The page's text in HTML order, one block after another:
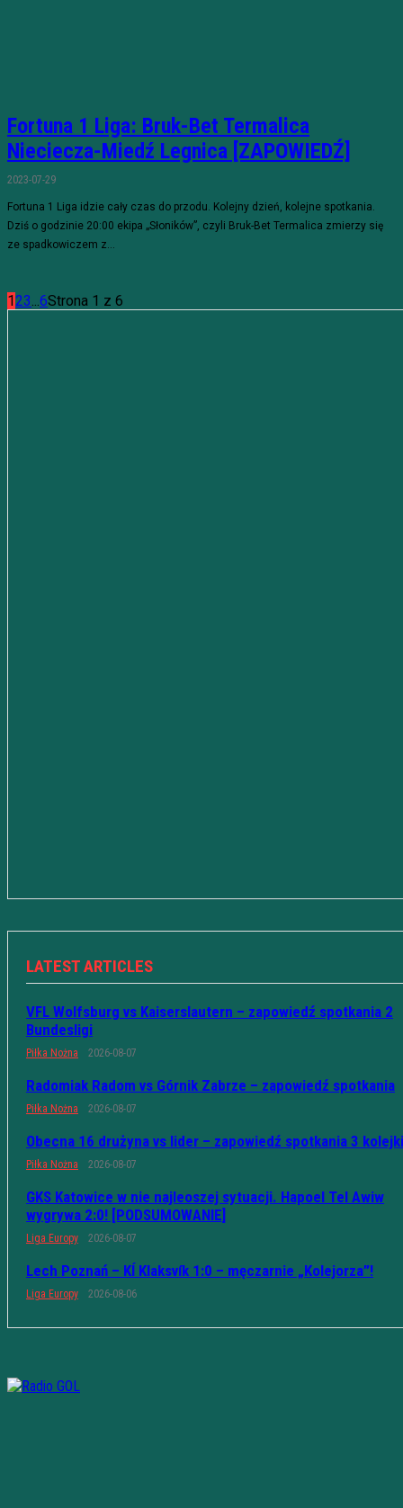
Fortuna 1 Liga: Bruk-Bet Termalica
Nieciecza-Miedź Legnica [ZAPOWIEDŹ]
2023-07-29
Fortuna 1 Liga idzie cały czas do przodu. Kolejny dzień, kolejne spotkania.
Dziś o godzinie 20:00 ekipa „Słoników”, czyli Bruk-Bet Termalica zmierzy się
ze spadkowiczem z...
123...6Strona 1 z 6
LATEST ARTICLES
VFL Wolfsburg vs Kaiserslautern – zapowiedź spotkania 2
Bundesligi
Piłka Nożna 2026-08-07
Radomiak Radom vs Górnik Zabrze – zapowiedź spotkania
Piłka Nożna 2026-08-07
Obecna 16 drużyna vs lider – zapowiedź spotkania 3 kolejki
Piłka Nożna 2026-08-07
GKS Katowice w nie najleoszej sytuacji. Hapoel Tel Awiw
wygrywa 2:0! [PODSUMOWANIE]
Liga Europy 2026-08-07
Lech Poznań – KÍ Klaksvík 1:0 – męczarnie „Kolejorza”!
Liga Europy 2026-08-06